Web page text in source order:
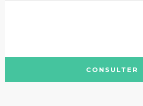
CONSULTER